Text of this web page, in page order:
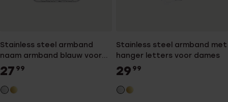
Stainless steel armband
naam armband blauw voor
dames
27 99
Stainless steel armband met
hanger letters voor dames
29 99